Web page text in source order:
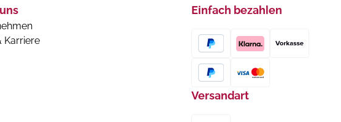
Karriere
Einfach bezahlen
Versandart